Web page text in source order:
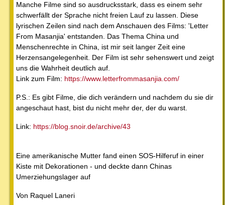
Manche Filme sind so ausdrucksstark, dass es einem sehr
schwerfällt der Sprache nicht freien Lauf zu lassen. Diese
lyrischen Zeilen sind nach dem Anschauen des Films: 'Letter
From Masanjia' entstanden. Das Thema China und
Menschenrechte in China, ist mir seit langer Zeit eine
Herzensangelegenheit. Der Film ist sehr sehenswert und zeigt
uns die Wahrheit deutlich auf.
Link zum Film: https://www.letterfrommasanjia.com/
P.S.: Es gibt Filme, die dich verändern und nachdem du sie dir
angeschaut hast, bist du nicht mehr der, der du warst.
Link: https://blog.snoir.de/archive/43
Eine amerikanische Mutter fand einen SOS-Hilferuf in einer
Kiste mit Dekorationen - und deckte dann Chinas
Umerziehungslager auf
Von Raquel Laneri